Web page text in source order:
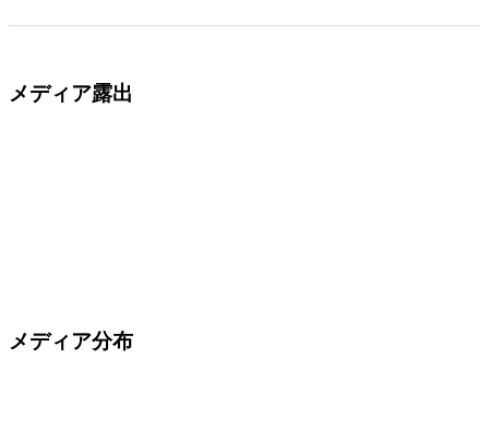
メディア露出
メディア分布